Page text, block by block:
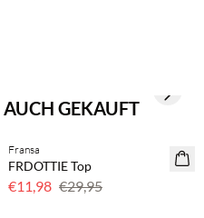
GEKAUFT
60 % Rabatt
Fransa
FRDOTTIE Top
€11,98 €29,95
Next